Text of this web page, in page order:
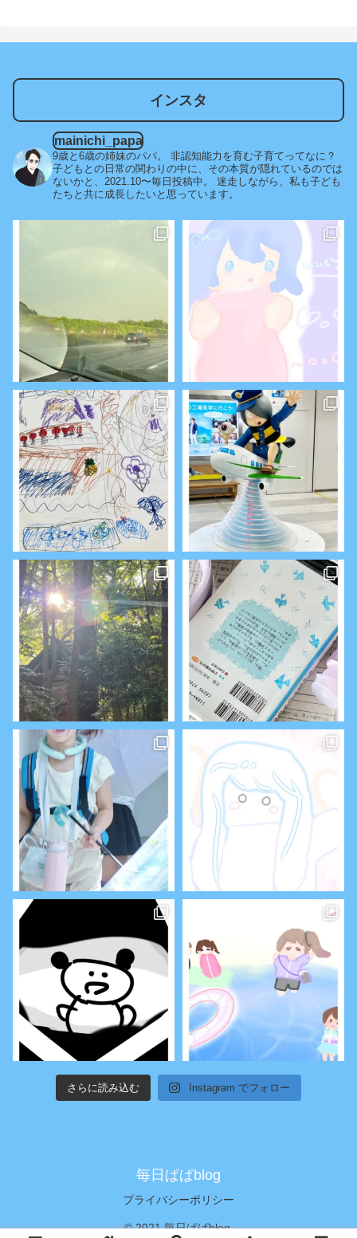
インスタ
mainichi_papa
9歳と6歳の姉妹のパパ。
非認知能力を育む子育てってなに？
子どもとの日常の関わりの中に、その本質が隠れているのでは
ないかと、2021.10〜毎日投稿中。
迷走しながら、私も子ども
たちと共に成長したいと思っています。
さらに読み込む Instagram でフォロー
毎日ぱぱblog
プライバシーポリシー
© 2021 毎日ぱぱblog.